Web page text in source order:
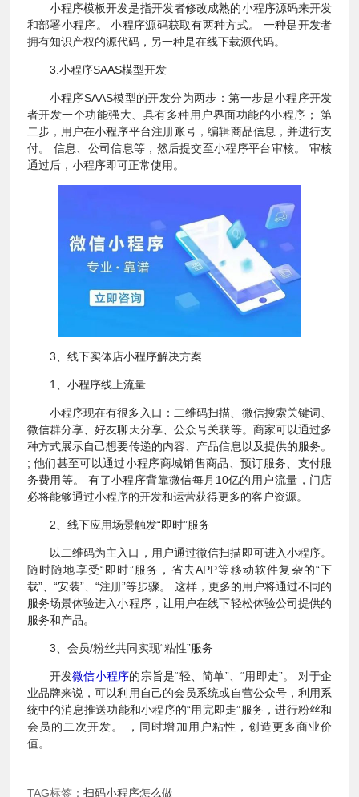
小程序模板开发是指开发者修改成熟的小程序源码来开发
和部署小程序。 小程序源码获取有两种方式。 一种是开发者
拥有知识产权的源代码，另一种是在线下载源代码。
3.小程序SAAS模型开发
小程序SAAS模型的开发分为两步：第一步是小程序开发
者开发一个功能强大、具有多种用户界面功能的小程序； 第
二步，用户在小程序平台注册账号，编辑商品信息，并进行支
付。 信息、公司信息等，然后提交至小程序平台审核。 审核
通过后，小程序即可正常使用。
3、线下实体店小程序解决方案
1、小程序线上流量
小程序现在有很多入口：二维码扫描、微信搜索关键词、
微信群分享、好友聊天分享、公众号关联等。商家可以通过多
种方式展示自己想要传递的内容、产品信息以及提供的服务。
; 他们甚至可以通过小程序商城销售商品、预订服务、支付服
务费用等。 有了小程序背靠微信每月10亿的用户流量，门店
必将能够通过小程序的开发和运营获得更多的客户资源。
2、线下应用场景触发“即时”服务
以二维码为主入口，用户通过微信扫描即可进入小程序。
随时随地享受“即时”服务，省去APP等移动软件复杂的“下
载”、“安装”、“注册”等步骤。 这样，更多的用户将通过不同的
服务场景体验进入小程序，让用户在线下轻松体验公司提供的
服务和产品。
3、会员/粉丝共同实现“粘性”服务
开发微信小程序的宗旨是“轻、简单”、“用即走”。 对于企
业品牌来说，可以利用自己的会员系统或自营公众号，利用系
统中的消息推送功能和小程序的“用完即走”服务，进行粉丝和
会员的二次开发。 ，同时增加用户粘性，创造更多商业价
值。
TAG标签： 扫码小程序怎么做